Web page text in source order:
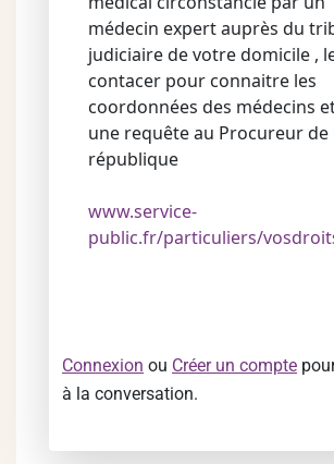
médecin expert auprès du
judiciaire de votre domicile ,
contacer pour connaitre les
coordonnées des médecins
une requête au Procureur de
république
www.service-
public.fr/particuliers/
Connexion ou Créer un compte
à la conversation.